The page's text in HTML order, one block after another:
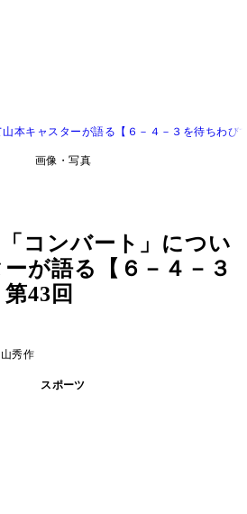
山本キャスターが語る【６－４－３を待ちわび
画像・写真
「コンバート」につい
が語る【６－４－３
43回
秀作
スポーツ